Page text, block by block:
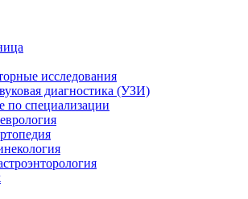
исследования
диагностика (УЗИ)
по специализации